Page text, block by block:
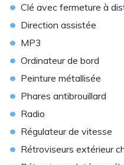
• Clé avec fermeture à
• Direction assistée
• MP3
• Ordinateur de bord
• Peinture métallisée
• Phares antibrouillard
• Radio
• Régulateur de vitesse
• Rétroviseurs extérieur